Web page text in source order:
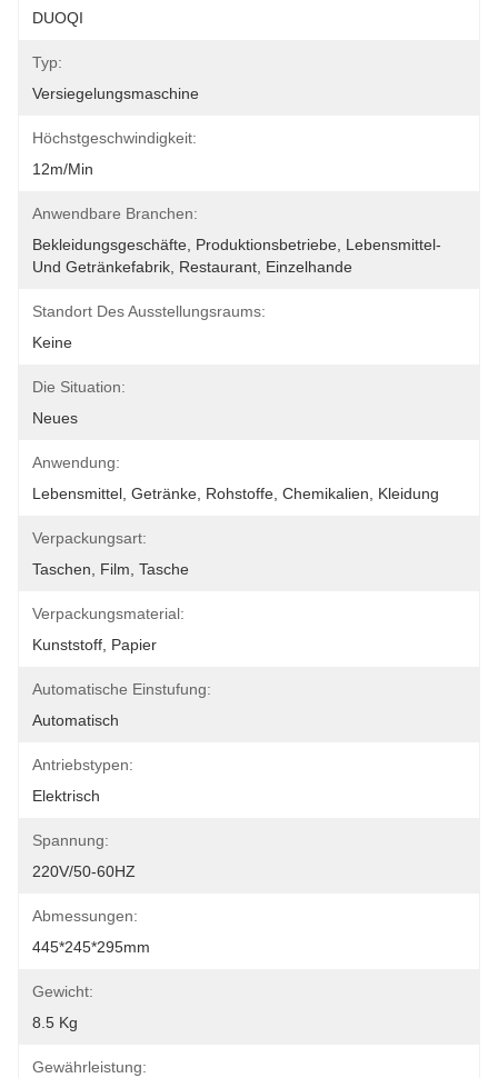
DUOQI
Typ:
Versiegelungsmaschine
Höchstgeschwindigkeit:
12m/min
Anwendbare Branchen:
Bekleidungsgeschäfte, Produktionsbetriebe, Lebensmittel-
Und Getränkefabrik, Restaurant, Einzelhande
Standort Des Ausstellungsraums:
Keine
Die Situation:
Neues
Anwendung:
Lebensmittel, Getränke, Rohstoffe, Chemikalien, Kleidung
Verpackungsart:
Taschen, Film, Tasche
Verpackungsmaterial:
Kunststoff, Papier
Automatische Einstufung:
Automatisch
Antriebstypen:
Elektrisch
Spannung:
220V/50-60HZ
Abmessungen:
445*245*295mm
Gewicht:
8.5 Kg
Gewährleistung: